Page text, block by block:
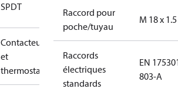
SPDT
Contacteurs
et
thermostats
Raccord pour
poche/tuyau
M 18 x 1.5
Raccords
électriques
standards
EN
803-A